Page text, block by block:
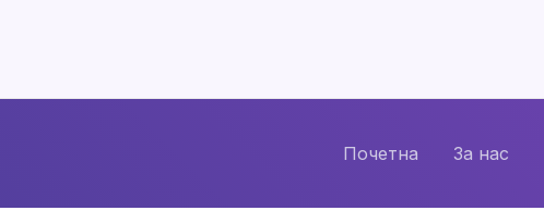
Почетна За нас